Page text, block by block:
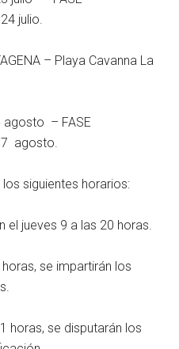
julio.
– Playa Cavanna La
agosto – FASE
7 agosto.
siguientes horarios:
el jueves 9 a las 20 horas.
se impartirán los
horas, se disputarán los